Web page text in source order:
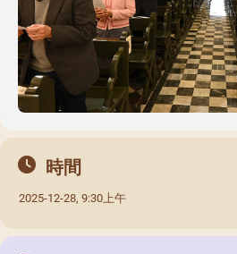
時間
2025-12-28, 9:30上午